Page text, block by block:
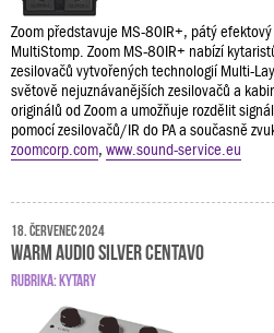
Zoom představuje MS-80IR+, pátý
MultiStomp. Zoom MS-80IR+ nabízí
zesilovačů vytvořených technologií Multi-
světově nejuznávanějších zesilovačů a
originálů od Zoom a umožňuje rozdělit
pomocí zesilovačů/IR do PA a současně
zoomcorp.com, www.sound-service.eu
18. červenec 2024
Warm Audio Silver Centavo
RUBRIKA:KYTARY